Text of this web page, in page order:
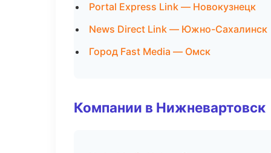
Portal Express Link — Новокузнецк
News Direct Link — Южно-Сахалинск
Город Fast Media — Омск
Компании в Нижневартовск